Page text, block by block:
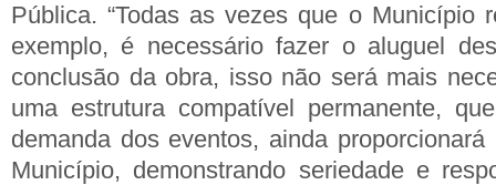
Pública. “Todas as vezes que o Município
exemplo, é necessário fazer o aluguel
conclusão da obra, isso não será mais
uma estrutura compatível permanente,
demanda dos eventos, ainda
Município, demonstrando seriedade e